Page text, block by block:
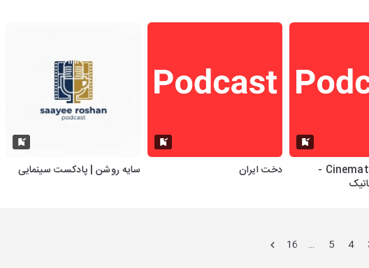
Cinematic Podcast -
دخت ایران سایه روشن | پادکست سینمایی
4
5
…
16